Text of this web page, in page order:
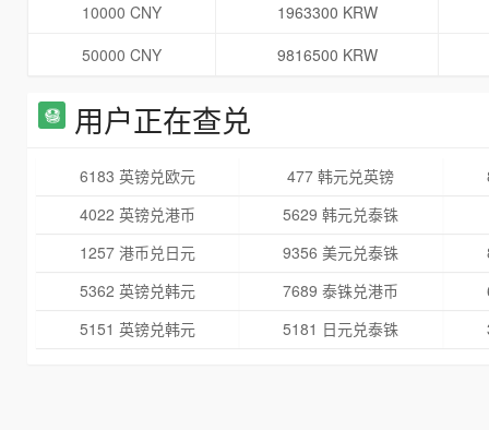
10000 CNY
1963300 KRW
50000 CNY
9816500 KRW
用户正在查兑
6183 英镑兑欧元 477 韩元兑英镑
4022 英镑兑港币
5629 韩元兑泰铢
1257 港币兑日元
9356 美元兑泰铢
5362 英镑兑韩元
7689 泰铢兑港币
5151 英镑兑韩元
5181 日元兑泰铢